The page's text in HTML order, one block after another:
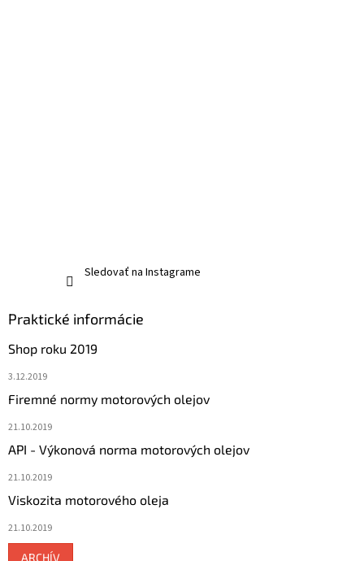
Sledovať na Instagrame
Praktické informácie
Shop roku 2019
3.12.2019
Firemné normy motorových olejov
21.10.2019
API - Výkonová norma motorových olejov
21.10.2019
Viskozita motorového oleja
21.10.2019
ARCHÍV